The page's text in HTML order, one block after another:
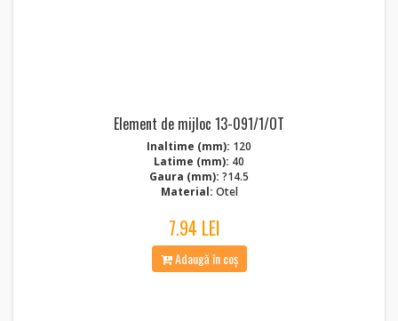
Element de mijloc 13-091/1/OT
Inaltime (mm): 120
Latime (mm): 40
Gaura (mm): ?14.5
Material: Otel
7.94 LEI
Adaugă în coș